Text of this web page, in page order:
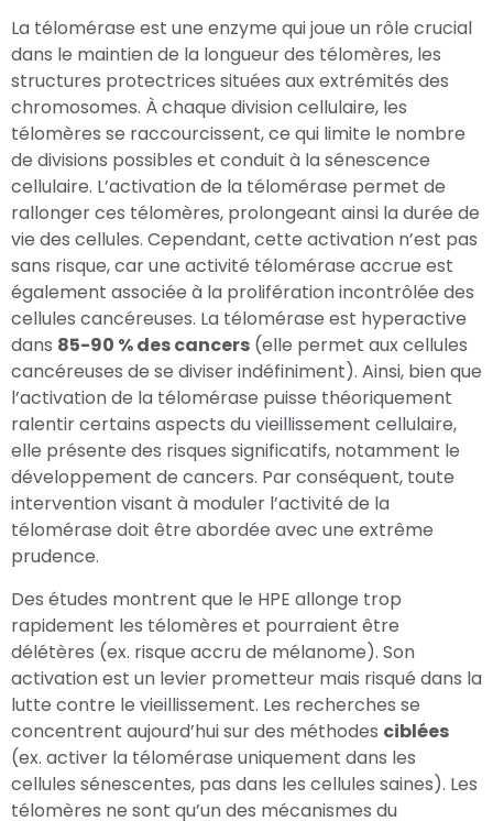
La télomérase est une enzyme qui joue un rôle crucial
dans le maintien de la longueur des télomères, les
structures protectrices situées aux extrémités des
chromosomes. À chaque division cellulaire, les
télomères se raccourcissent, ce qui limite le nombre
de divisions possibles et conduit à la sénescence
cellulaire. L’activation de la télomérase permet de
rallonger ces télomères, prolongeant ainsi la durée de
vie des cellules. Cependant, cette activation n’est pas
sans risque, car une activité télomérase accrue est
également associée à la prolifération incontrôlée des
cellules cancéreuses. La télomérase est hyperactive
dans 85-90 % des cancers (elle permet aux cellules
cancéreuses de se diviser indéfiniment). Ainsi, bien que
l’activation de la télomérase puisse théoriquement
ralentir certains aspects du vieillissement cellulaire,
elle présente des risques significatifs, notamment le
développement de cancers. Par conséquent, toute
intervention visant à moduler l’activité de la
télomérase doit être abordée avec une extrême
prudence.
Des études montrent que le HPE allonge trop
rapidement les télomères et pourraient être
délétères (ex. risque accru de mélanome). Son
activation est un levier prometteur mais risqué dans la
lutte contre le vieillissement. Les recherches se
concentrent aujourd’hui sur des méthodes ciblées
(ex. activer la télomérase uniquement dans les
cellules sénescentes, pas dans les cellules saines). Les
télomères ne sont qu’un des mécanismes du